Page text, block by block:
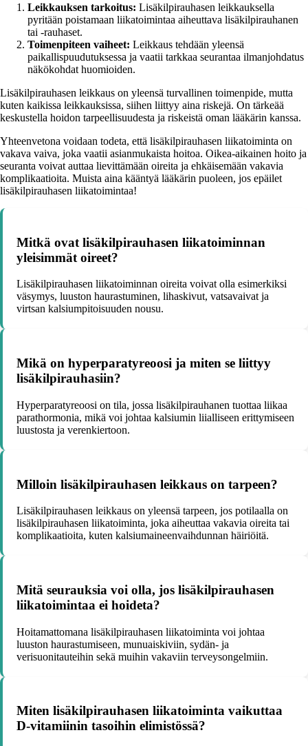
Leikkauksen tarkoitus: Lisäkilpirauhasen leikkauksella
pyritään poistamaan liikatoimintaa aiheuttava lisäkilpirauhanen
tai -rauhaset.
Toimenpiteen vaiheet: Leikkaus tehdään yleensä
paikallispuudutuksessa ja vaatii tarkkaa seurantaa ilmanjohdatus
näkökohdat huomioiden.
Lisäkilpirauhasen leikkaus on yleensä turvallinen toimenpide, mutta
kuten kaikissa leikkauksissa, siihen liittyy aina riskejä. On tärkeää
keskustella hoidon tarpeellisuudesta ja riskeistä oman lääkärin kanssa.
Yhteenvetona voidaan todeta, että lisäkilpirauhasen liikatoiminta on
vakava vaiva, joka vaatii asianmukaista hoitoa. Oikea-aikainen hoito ja
seuranta voivat auttaa lievittämään oireita ja ehkäisemään vakavia
komplikaatioita. Muista aina kääntyä lääkärin puoleen, jos epäilet
lisäkilpirauhasen liikatoimintaa!
Mitkä ovat lisäkilpirauhasen liikatoiminnan
yleisimmät oireet?
Lisäkilpirauhasen liikatoiminnan oireita voivat olla esimerkiksi
väsymys, luuston haurastuminen, lihaskivut, vatsavaivat ja
virtsan kalsiumpitoisuuden nousu.
Mikä on hyperparatyreoosi ja miten se liittyy
lisäkilpirauhasiin?
Hyperparatyreoosi on tila, jossa lisäkilpirauhanen tuottaa liikaa
parathormonia, mikä voi johtaa kalsiumin liialliseen erittymiseen
luustosta ja verenkiertoon.
Milloin lisäkilpirauhasen leikkaus on tarpeen?
Lisäkilpirauhasen leikkaus on yleensä tarpeen, jos potilaalla on
lisäkilpirauhasen liikatoiminta, joka aiheuttaa vakavia oireita tai
komplikaatioita, kuten kalsiumaineenvaihdunnan häiriöitä.
Mitä seurauksia voi olla, jos lisäkilpirauhasen
liikatoimintaa ei hoideta?
Hoitamattomana lisäkilpirauhasen liikatoiminta voi johtaa
luuston haurastumiseen, munuaiskiviin, sydän- ja
verisuonitauteihin sekä muihin vakaviin terveysongelmiin.
Miten lisäkilpirauhasen liikatoiminta vaikuttaa
D-vitamiinin tasoihin elimistössä?